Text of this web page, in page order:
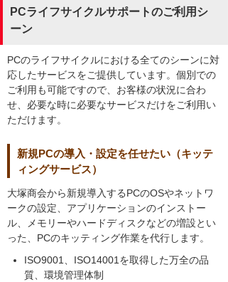
PCライフサイクルサポートのご利用シ
ーン
PCのライフサイクルにおける全てのシーンに対
応したサービスをご提供しています。個別での
ご利用も可能ですので、お客様の状況に合わ
せ、必要な時に必要なサービスだけをご利用い
ただけます。
新規PCの導入・設定を任せたい（キッテ
ィングサービス）
大塚商会から新規導入するPCのOSやネットワ
ークの設定、アプリケーションのインストー
ル、メモリーやハードディスクなどの増設とい
った、PCのキッティング作業を代行します。
ISO9001、ISO14001を取得した万全の品
質、環境管理体制